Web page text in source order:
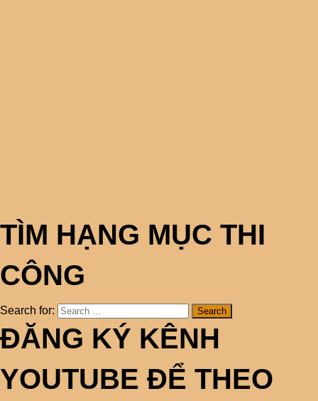
TÌM HẠNG MỤC THI
CÔNG
Search for:
ĐĂNG KÝ KÊNH
YOUTUBE ĐỂ THEO